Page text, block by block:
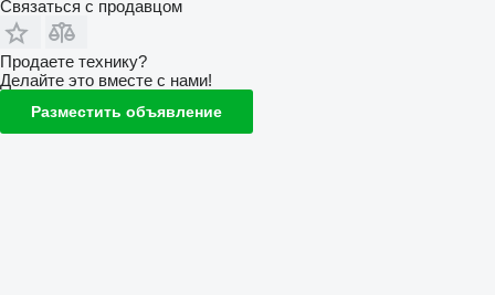
Связаться с продавцом
Продаете технику?
Делайте это вместе с нами!
Разместить объявление